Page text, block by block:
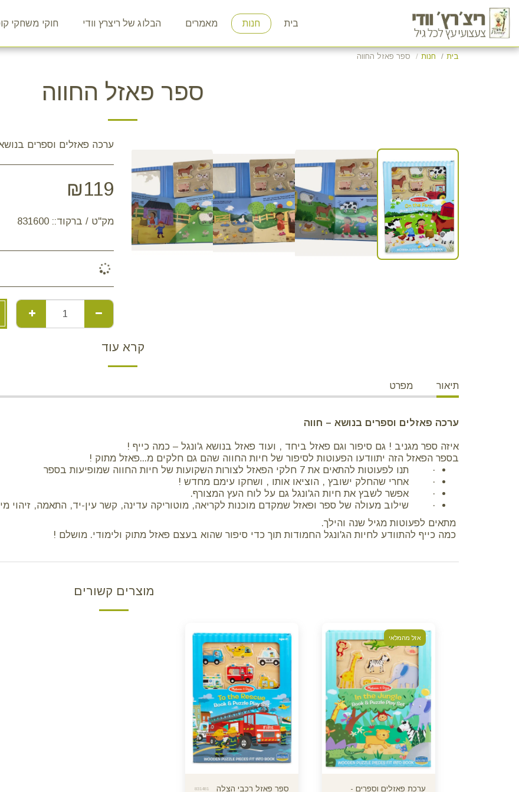
בית חנות מאמרים הבלוג של ריצרץ וודי חוקי משחקי
בית חנות ספר פאזל החווה
ספר פאזל החווה
ערכה פאזלים וספרים
₪119
מק"ט / ברקוד:: 831600
קרא עוד
תיאור מפרט
ערכה פאזלים וספרים בנושא – חווה
איזה ספר מגניב ! גם סיפור וגם פאזל ביחד , ועוד פאזל בנושא ג'ונגל – כמה כייף !
בספר הפאזל הזה יתוודעו הפעוטות לסיפור של חיות החווה שהם גם חלקים מ...פאזל מתוק !
· תנו לפעוטות להתאים את 7 חלקי הפאזל לצורות השקועות של חיות החווה שמופיעות בספר
· אחרי שהחלק ישובץ , הוציאו אותו , ושחקו עימם מחדש !
· אפשר לשבץ את חיות הג'ונגל גם על לוח העץ המצורף.
· שילוב מעולה של ספר ופאזל שמקדם מוכנות לקריאה, מוטוריקה עדינה, קשר עין-יד, התאמה, זיהוי
מתאים לפעוטות מגיל שנה והילך.
כמה כייף להתוודע לחיות הג'ונגל החמודות תוך כדי סיפור שהוא בעצם פאזל מתוק ולימודי. מושלם !
מוצרים קשורים
אזל מהמלאי
ערכת פאזלים וספרים - ספר פאזל רכבי הצלה 831481